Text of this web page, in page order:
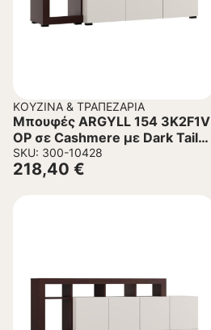
ΚΟΥΖΊΝΑ & ΤΡΑΠΕΖΑΡΊΑ
Μπουφές ARGYLL 154 3K2F1V
OP σε Cashmere με Dark Tailor
Oak 155x40x100εκ
SKU: 300-10428
218,40 €